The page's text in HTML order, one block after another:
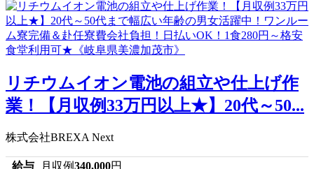
リチウムイオン電池の組立や仕上げ作
業！【月収例33万円以上★】20代～50...
株式会社BREXA Next
給与 月収例340,000円